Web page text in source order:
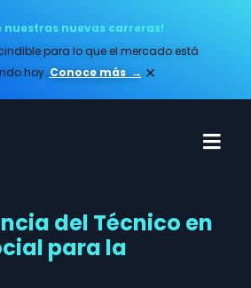
nuestras nuevas carreras!
para lo que el mercado está
hoy. Conoce más​ → ×
del Técnico en
para la